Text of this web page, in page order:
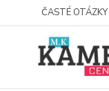
ČASTÉ OTÁZKY